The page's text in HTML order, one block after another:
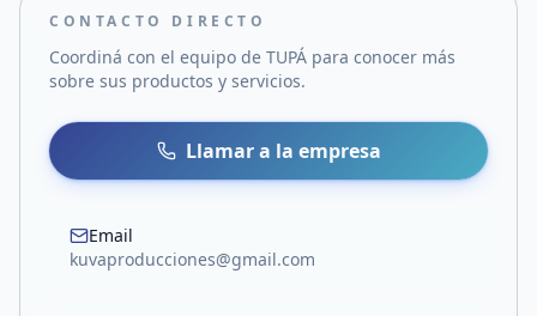
CONTACTO DIRECTO
Coordiná con el equipo de TUPÁ para conocer más
sobre sus productos y servicios.
Llamar a la empresa
Email
kuvaproducciones@gmail.com